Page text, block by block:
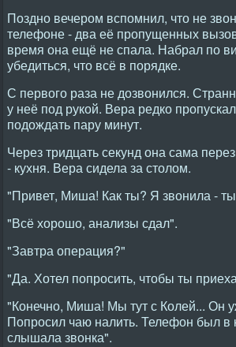
Поздно вечером вспомнил, что не
телефоне - два её пропущенных
время она ещё не спала. Набрал по
убедиться, что всё в порядке.
С первого раза не дозвонился.
у неё под рукой. Вера редко
подождать пару минут.
Через тридцать секунд она сама
- кухня. Вера сидела за столом.
"Привет, Миша! Как ты? Я звонила - ты
"Всё хорошо, анализы сдал".
"Завтра операция?"
"Да. Хотел попросить, чтобы ты
"Конечно, Миша! Мы тут с Колей... Он
Попросил чаю налить. Телефон был в
слышала звонка".